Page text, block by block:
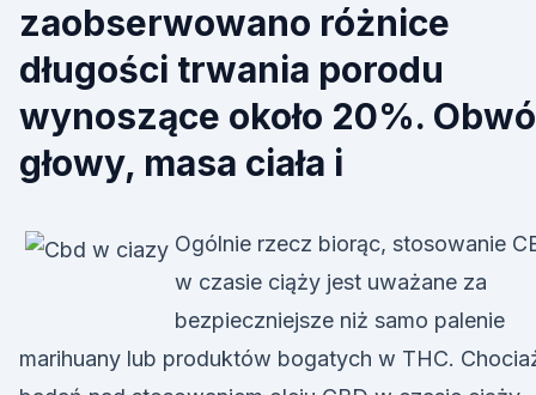
zaobserwowano różnice
długości trwania porodu
wynoszące około 20%.
głowy, masa ciała i
Ogólnie rzecz biorąc, stosowanie
w czasie ciąży jest uważane za
bezpieczniejsze niż samo palenie
marihuany lub produktów bogatych w THC.